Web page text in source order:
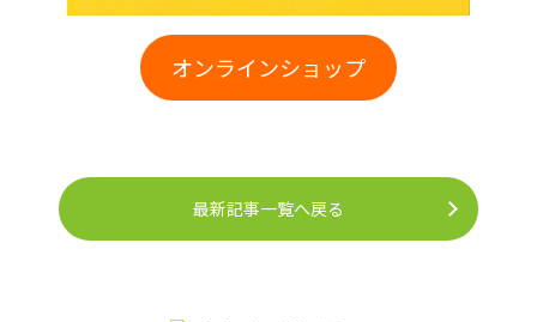
オンラインショップ
最新記事一覧へ戻る